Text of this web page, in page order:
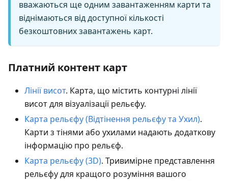
вважаються ще одним завантаженням карти та
віднімаються від доступної кількості
безкоштовних завантажень карт.
Платний контент карт
Лінії висот. Карта, що містить контурні лінії
висот для візуалізації рельєфу.
Карта рельєфу (Відтінення рельєфу та Ухил).
Карти з тінями або ухилами надають додаткову
інформацію про рельєф.
Карта рельєфу (3D). Тривимірне представлення
рельєфу для кращого розуміння вашого